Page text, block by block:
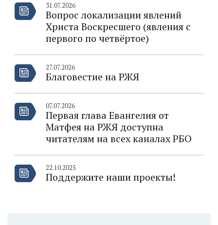
31.07.2026
Вопрос локализации явлений
Христа Воскресшего (явления с
первого по четвёртое)
27.07.2026
Благовестие на РЖЯ
07.07.2026
Первая глава Евангелия от
Матфея на РЖЯ доступна
читателям на всех каналах РБО
22.10.2025
Поддержите наши проекты!